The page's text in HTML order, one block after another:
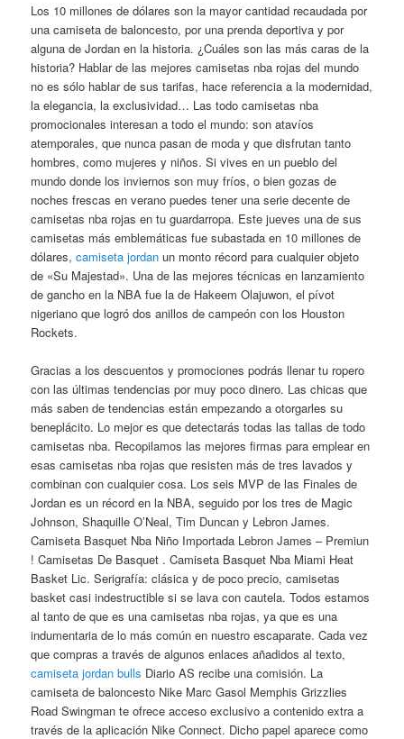
Los 10 millones de dólares son la mayor cantidad recaudada por
una camiseta de baloncesto, por una prenda deportiva y por
alguna de Jordan en la historia. ¿Cuáles son las más caras de la
historia? Hablar de las mejores camisetas nba rojas del mundo
no es sólo hablar de sus tarifas, hace referencia a la modernidad,
la elegancia, la exclusividad… Las todo camisetas nba
promocionales interesan a todo el mundo: son atavíos
atemporales, que nunca pasan de moda y que disfrutan tanto
hombres, como mujeres y niños. Si vives en un pueblo del
mundo donde los inviernos son muy fríos, o bien gozas de
noches frescas en verano puedes tener una serie decente de
camisetas nba rojas en tu guardarropa. Este jueves una de sus
camisetas más emblemáticas fue subastada en 10 millones de
dólares,camiseta jordan un monto récord para cualquier objeto
de «Su Majestad». Una de las mejores técnicas en lanzamiento
de gancho en la NBA fue la de Hakeem Olajuwon, el pívot
nigeriano que logró dos anillos de campeón con los Houston
Rockets.
Gracias a los descuentos y promociones podrás llenar tu ropero
con las últimas tendencias por muy poco dinero. Las chicas que
más saben de tendencias están empezando a otorgarles su
beneplácito. Lo mejor es que detectarás todas las tallas de todo
camisetas nba. Recopilamos las mejores firmas para emplear en
esas camisetas nba rojas que resisten más de tres lavados y
combinan con cualquier cosa. Los seis MVP de las Finales de
Jordan es un récord en la NBA, seguido por los tres de Magic
Johnson, Shaquille O’Neal, Tim Duncan y Lebron James.
Camiseta Basquet Nba Niño Importada Lebron James – Premiun
! Camisetas De Basquet . Camiseta Basquet Nba Miami Heat
Basket Lic. Serigrafía: clásica y de poco precio, camisetas
basket casi indestructible si se lava con cautela. Todos estamos
al tanto de que es una camisetas nba rojas, ya que es una
indumentaria de lo más común en nuestro escaparate. Cada vez
que compras a través de algunos enlaces añadidos al texto,
camiseta jordan bulls Diario AS recibe una comisión. La
camiseta de baloncesto Nike Marc Gasol Memphis Grizzlies
Road Swingman te ofrece acceso exclusivo a contenido extra a
través de la aplicación Nike Connect. Dicho papel aparece como